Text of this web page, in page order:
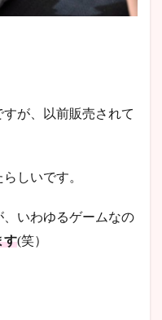
が、以前販売されて
しいです。
いわゆるゲームなの
す(笑）